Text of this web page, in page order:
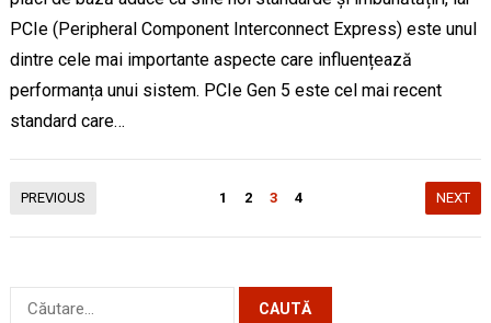
PCIe (Peripheral Component Interconnect Express) este unul
dintre cele mai importante aspecte care influențează
performanța unui sistem. PCIe Gen 5 este cel mai recent
standard care…
Paginație
PREVIOUS 1 2 3 4 NEXT
Caută